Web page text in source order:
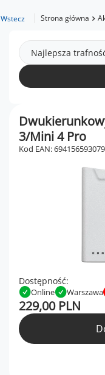
Wstecz Strona główna
Najlepsza
3/Mini 4 Pro
Kod EAN:
Dostępność:
Online Warszawa
229,00 PLN